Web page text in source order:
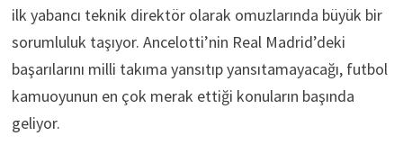
ilk yabancı teknik direktör olarak omuzlarında büyük bir
sorumluluk taşıyor. Ancelotti’nin Real Madrid’deki
başarılarını milli takıma yansıtıp yansıtamayacağı, futbol
kamuoyunun en çok merak ettiği konuların başında
geliyor.